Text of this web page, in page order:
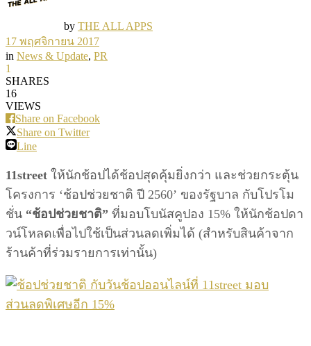
by THE ALL APPS
17 พฤศจิกายน 2017
in News & Update, PR
1
SHARES
16
VIEWS
Share on Facebook
Share on Twitter
Line
11street ให้นักช้อปได้ช้อปสุดคุ้มยิ่งกว่า และช่วยกระตุ้น
โครงการ ‘ช้อปช่วยชาติ ปี 2560’ ของรัฐบาล กับโปรโม
ชั่น “ช้อปช่วยชาติ” ที่มอบโบนัสคูปอง 15% ให้นักช้อปดา
วน์โหลดเพื่อไปใช้เป็นส่วนลดเพิ่มได้ (สำหรับสินค้าจาก
ร้านค้าที่ร่วมรายการเท่านั้น)